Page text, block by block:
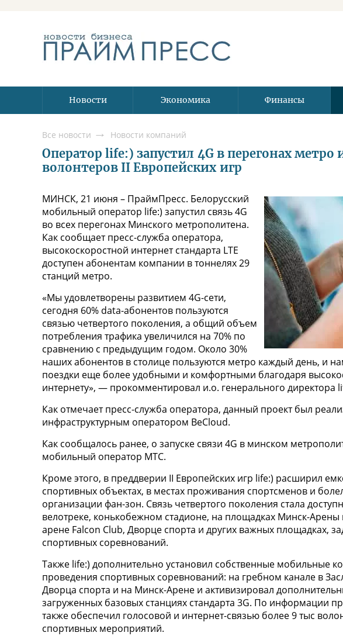
Новости Экономика Финансы
Все новости Новости компаний
Оператор life:) запустил 4G в перегонах метро
волонтеров II Европейских игр
МИНСК, 21 июня – ПраймПресс. Белорусский
мобильный оператор life:) запустил связь 4G
во всех перегонах Минского метрополитена.
Как сообщает пресс-служба оператора,
высокоскоростной интернет стандарта LTE
доступен абонентам компании в тоннелях 29
станций метро.
«Мы удовлетворены развитием 4G-сети,
сегодня 60% data-абонентов пользуются
связью четвертого поколения, а общий объем
потребления трафика увеличился на 70% по
сравнению с предыдущим годом. Около 30%
наших абонентов в столице пользуются метро каждый день, и
поездки еще более удобными и комфортными благодаря
интернету», — прокомментировал и.о. генерального директора
Как отмечает пресс-служба оператора, данный проект был
инфраструктурным оператором BeCloud.
Как сообщалось ранее, о запуске связи 4G в минском
мобильный оператор МТС.
Кроме этого, в преддверии II Европейских игр life:) расширил
спортивных объектах, в местах проживания спортсменов и
организации фан-зон. Связь четвертого поколения стала
велотреке, конькобежном стадионе, на площадках Минск-
арене Falcon Club, Дворце спорта и других важных площадках,
спортивных соревнований.
Также life:) дополнительно установил собственные мобильные
проведения спортивных соревнований: на гребном канале в
Дворца спорта и на Минск-Арене и активизировал
загруженных базовых станциях стандарта 3G. По информации
также обеспечил голосовой и интернет-связью более 9 тыс
спортивных мероприятий.